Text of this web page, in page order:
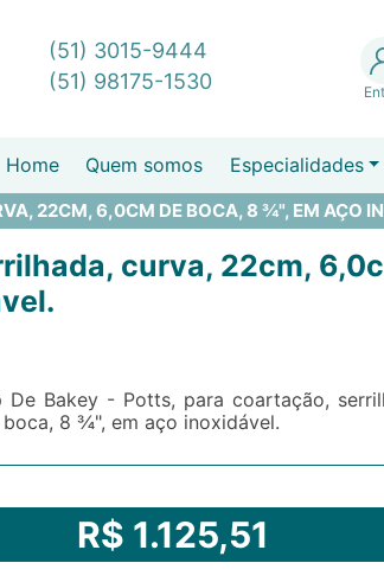
(51) 3015-9444
(51) 98175-1530
Home Quem somos Especialidades
22CM, 6,0CM DE BOCA, 8 ¾", EM AÇO
curva, 22cm,
De Bakey - Potts, para coartação,
8 ¾", em aço inoxidável.
R$ 1.125,51